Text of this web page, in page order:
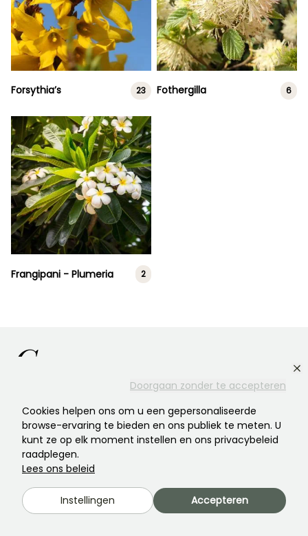
Doorgaan zonder te accepteren
Cookies helpen ons om u een gepersonaliseerde
browse-ervaring te bieden en ons publiek te meten. U
kunt ze op elk moment instellen en ons privacybeleid
raadplegen.
Lees ons beleid
Instellingen Accepteren
Forsythia’s 23 Fothergilla 6
Frangipani - Plumeria 2
G.